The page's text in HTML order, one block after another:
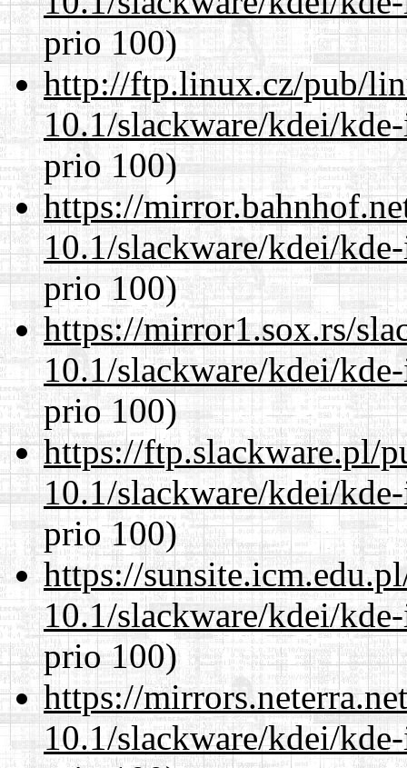
prio 100)
http://ftp.linux.cz/pub/
10.1/slackware/kdei/
prio 100)
https://
10.1/slackware/kdei/
prio 100)
https://mirror1.sox.rs/
10.1/slackware/kdei/
prio 100)
https://ftp.slackware.pl/
10.1/slackware/kdei/
prio 100)
https://
10.1/slackware/kdei/
prio 100)
https://
10.1/slackware/kdei/